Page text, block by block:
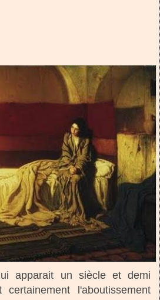
apparait un siècle et demi
l'aboutissement